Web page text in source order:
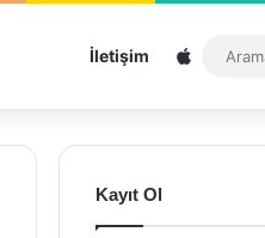
İletişim Sitemap
Kayıt Ol